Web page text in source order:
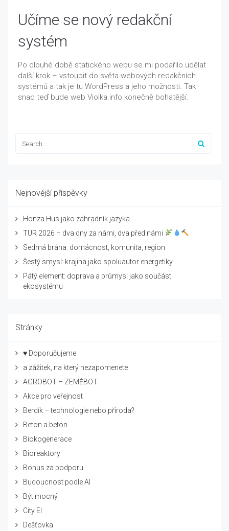
Učíme se nový redakční
systém
Po dlouhé době statického webu se mi podařilo udělat
další krok – vstoupit do světa webových redakčních
systémů a tak je tu WordPress a jeho možnosti. Tak
snad teď bude web Violka.info konečně bohatější.
Nejnovější příspěvky
Honza Hus jako zahradník jazyka
TUR 2026 – dva dny za námi, dva před námi
Sedmá brána: domácnost, komunita, region
Šestý smysl: krajina jako spoluautor energetiky
Pátý element: doprava a průmysl jako součást
ekosystému
Stránky
♥ Doporučujeme
a zážitek, na který nezapomenete
AGROBOT – ZEMĚBOT
Akce pro veřejnost
Berdík – technologie nebo příroda?
Beton a beton
Biokogenerace
Bioreaktory
Bonus za podporu
Budoucnost podle AI
Být mocný
City El
Dešťovka